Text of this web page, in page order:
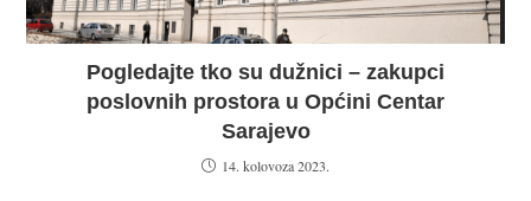
Pogledajte tko su dužnici – zakupci
poslovnih prostora u Općini Centar
Sarajevo
14. kolovoza 2023.